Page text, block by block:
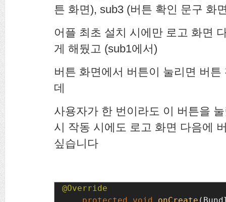
튼 화면), sub3 (버튼 확인 문구 화
어플 최초 설치 시에만 로고 화면
게 해뒀고 (sub1에서)
버튼 화면에서 버튼이 눌리면 버
데
사용자가 한 번이라도 이 버튼을
시 작동 시에도 로고 화면 다음에
싶습니다